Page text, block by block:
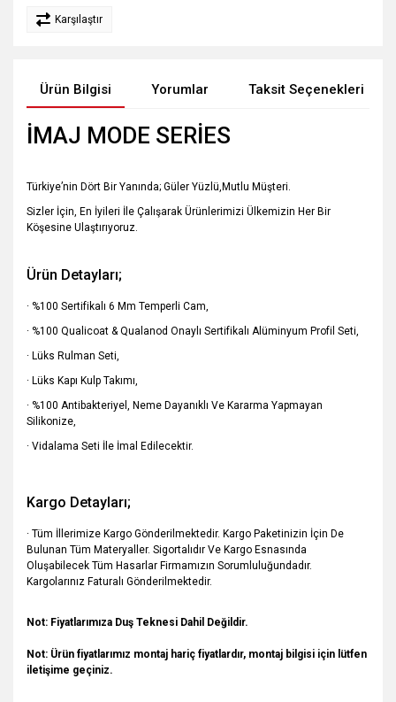
Karşılaştır
Ürün Bilgisi Yorumlar Taksit Seçenekleri
İMAJ MODE SERİES
Türkiye’nin Dört Bir Yanında; Güler Yüzlü,Mutlu Müşteri.
Sizler İçin, En İyileri İle Çalışarak Ürünlerimizi Ülkemizin Her Bir
Köşesine Ulaştırıyoruz.
Ürün Detayları;
· %100 Sertifikalı 6 Mm Temperli Cam,
· %100 Qualicoat & Qualanod Onaylı Sertifikalı Alüminyum Profil Seti,
· Lüks Rulman Seti,
· Lüks Kapı Kulp Takımı,
· %100 Antibakteriyel, Neme Dayanıklı Ve Kararma Yapmayan
Silikonize,
· Vidalama Seti İle İmal Edilecektir.
Kargo Detayları;
· Tüm İllerimize Kargo Gönderilmektedir. Kargo Paketinizin İçin De
Bulunan Tüm Materyaller. Sigortalıdır Ve Kargo Esnasında
Oluşabilecek Tüm Hasarlar Firmamızın Sorumluluğundadır.
Kargolarınız Faturalı Gönderilmektedir.
Not: Fiyatlarımıza Duş Teknesi Dahil Değildir.
Not: Ürün fiyatlarımız montaj hariç fiyatlardır, montaj bilgisi için lütfen
iletişime geçiniz.